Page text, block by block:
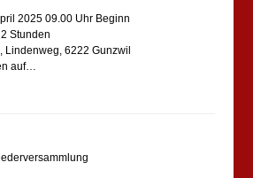
2025 09.00 Uhr Beginn
Stunden
Lindenweg, 6222 Gunzwil
auf…